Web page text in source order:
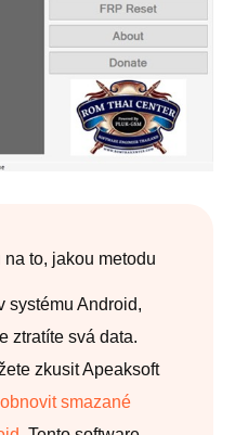
na to, jakou metodu
systému Android,
ztratíte svá data.
zkusit Apeaksoft
obnovit smazané